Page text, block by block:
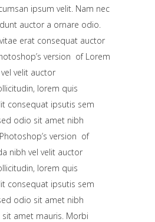
ipsum velit. Nam nec
auctor a ornare odio.
erat consequat auctor
version of Lorem
velit auctor
lorem quis
consequat ipsutis sem
odio sit amet nibh
version of
nibh vel velit auctor
lorem quis
consequat ipsutis sem
odio sit amet nibh
amet mauris. Morbi